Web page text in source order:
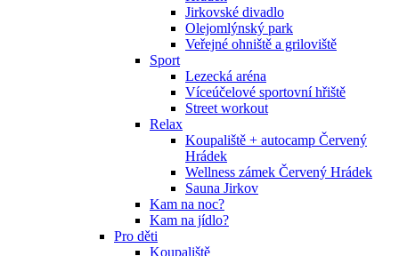
Jirkovské divadlo
Olejomlýnský park
Veřejné ohniště a griloviště
Sport
Lezecká aréna
Víceúčelové sportovní hřiště
Street workout
Relax
Koupaliště + autocamp Červený
Hrádek
Wellness zámek Červený Hrádek
Sauna Jirkov
Kam na noc?
Kam na jídlo?
Pro děti
Koupaliště